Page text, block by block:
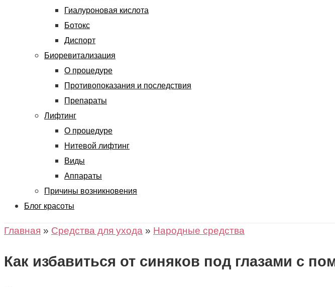
Гиалуроновая кислота
Ботокс
Диспорт
Биоревитализация
О процедуре
Противопоказания и последствия
Препараты
Лифтинг
О процедуре
Нитевой лифтинг
Виды
Аппараты
Причины возникновения
Блог красоты
Главная » Средства для ухода » Народные средства
Как избавиться от синяков под глазами с